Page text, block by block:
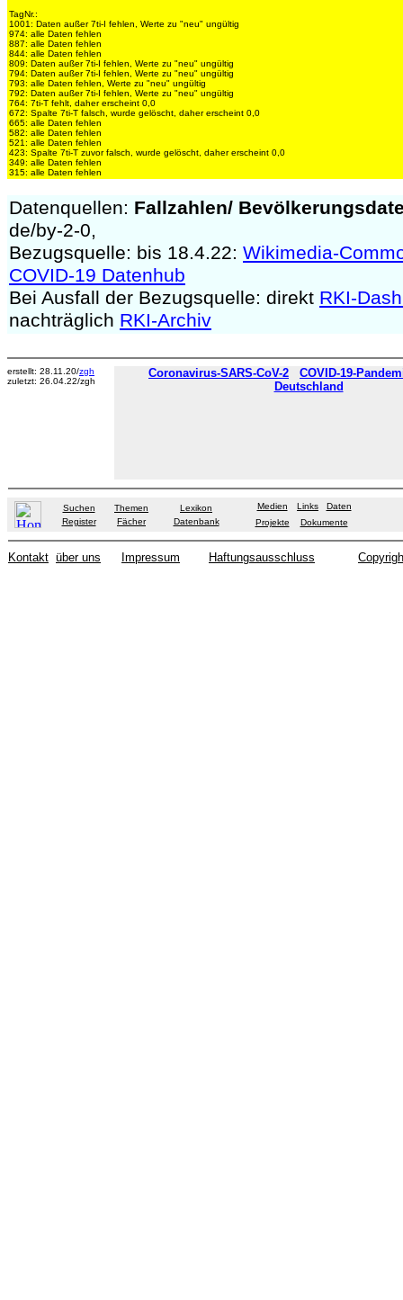
TagNr.:
1001: Daten außer 7ti-I fehlen, Werte zu "neu" ungültig
974: alle Daten fehlen
887: alle Daten fehlen
844: alle Daten fehlen
809: Daten außer 7ti-I fehlen, Werte zu "neu" ungültig
794: Daten außer 7ti-I fehlen, Werte zu "neu" ungültig
793: alle Daten fehlen, Werte zu "neu" ungültig
792: Daten außer 7ti-I fehlen, Werte zu "neu" ungültig
764: 7ti-T fehlt, daher erscheint 0,0
672: Spalte 7ti-T falsch, wurde gelöscht, daher erscheint 0,0
665: alle Daten fehlen
582: alle Daten fehlen
521: alle Daten fehlen
423: Spalte 7ti-T zuvor falsch, wurde gelöscht, daher erscheint 0,0
349: alle Daten fehlen
315: alle Daten fehlen
Datenquellen: Fallzahlen/
de/by-2-0,
Bezugsquelle: bis 18.4.22: Wikimedia-
COVID-19 Datenhub
Bei Ausfall der Bezugsquelle: direkt RKI-
nachträglich RKI-Archiv
erstellt: 28.11.20/zgh
zuletzt: 26.04.22/zgh
Coronavirus-SARS-CoV-2
COVID-19-
Deutschland
Suchen Themen
Lexikon
Register
Fächer Datenbank
Medien Links
Daten
Projekte
Dokumente
Kontakt über uns Impressum Haftungsausschluss